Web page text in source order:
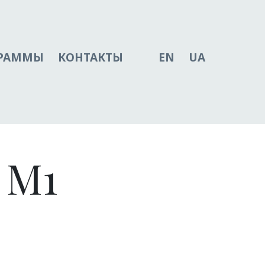
КОНТАКТЫ EN UA